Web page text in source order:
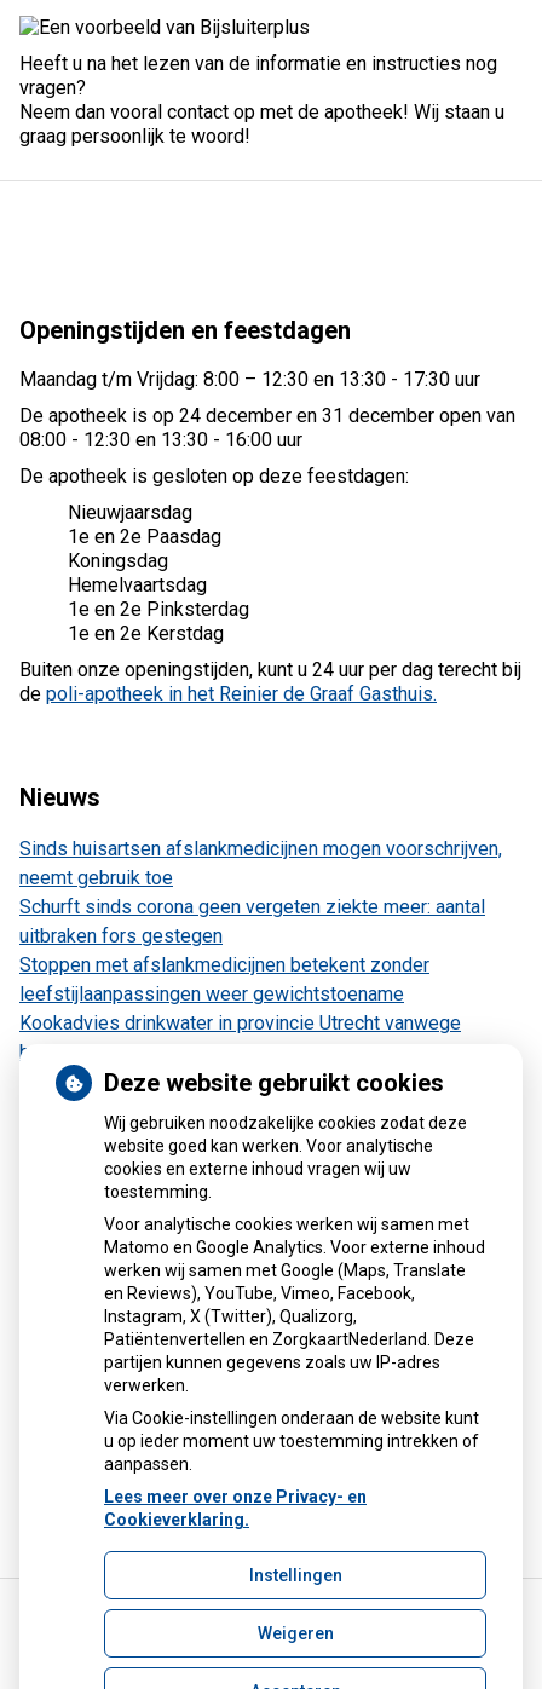
Heeft u na het lezen van de informatie en instructies nog
vragen?
Neem dan vooral contact op met de apotheek! Wij staan u
graag persoonlijk te woord!
Openingstijden en feestdagen
Maandag t/m Vrijdag: 8:00 – 12:30 en 13:30 - 17:30 uur
De apotheek is op 24 december en 31 december open van
08:00 - 12:30 en 13:30 - 16:00 uur
De apotheek is gesloten op deze feestdagen:
Nieuwjaarsdag
1e en 2e Paasdag
Koningsdag
Hemelvaartsdag
1e en 2e Pinksterdag
1e en 2e Kerstdag
Buiten onze openingstijden, kunt u 24 uur per dag terecht bij
de poli-apotheek in het Reinier de Graaf Gasthuis.
Nieuws
Sinds huisartsen afslankmedicijnen mogen voorschrijven,
neemt gebruik toe
Schurft sinds corona geen vergeten ziekte meer: aantal
uitbraken fors gestegen
Stoppen met afslankmedicijnen betekent zonder
leefstijlaanpassingen weer gewichtstoename
Kookadvies drinkwater in provincie Utrecht vanwege
besmetting
Terugroepactie babyvoeding Nestlé: bacterie kan baby’s
ziek maken
Contact
Gouden Rijderplein 16
2645 EX Delfgauw
015-2574639
info@apotheekdelfgauw.nl
Beveiligde mail: apotheekdelfgauw@zorgmail.nl
Privacyverklaring
Uw Zorg Online |Beheer
info@apotheekdelfgauw.nl
Deze website gebruikt cookies
Wij gebruiken noodzakelijke cookies zodat deze
website goed kan werken. Voor analytische
cookies en externe inhoud vragen wij uw
toestemming.
Voor analytische cookies werken wij samen met
Matomo en Google Analytics. Voor externe inhoud
werken wij samen met Google (Maps, Translate
en Reviews), YouTube, Vimeo, Facebook,
Instagram, X (Twitter), Qualizorg,
Patiëntenvertellen en ZorgkaartNederland. Deze
partijen kunnen gegevens zoals uw IP-adres
verwerken.
Via Cookie-instellingen onderaan de website kunt
u op ieder moment uw toestemming intrekken of
aanpassen.
Lees meer over onze Privacy- en
Cookieverklaring.
Instellingen
Weigeren